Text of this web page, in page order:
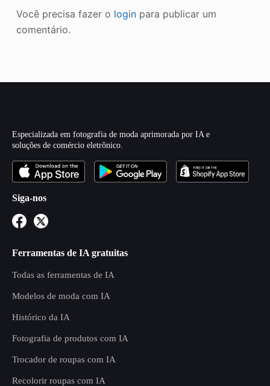
Você precisa fazer o loginpara publicar um
comentário.
Especializada em fotografia de moda aprimorada por IA e
soluções de comércio eletrônico.
Siga-nos
Ferramentas de IA gratuitas
Todas as ferramentas de IA
Modelos de moda com IA
Histórico da IA
Fotografia de produtos com IA
Trocador de roupas com IA
Recolorir roupas com IA